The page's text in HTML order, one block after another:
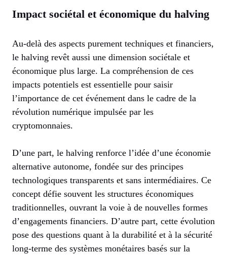
Impact sociétal et économique du halving
Au-delà des aspects purement techniques et financiers,
le halving revêt aussi une dimension sociétale et
économique plus large. La compréhension de ces
impacts potentiels est essentielle pour saisir
l’importance de cet événement dans le cadre de la
révolution numérique impulsée par les
cryptomonnaies.
D’une part, le halving renforce l’idée d’une économie
alternative autonome, fondée sur des principes
technologiques transparents et sans intermédiaires. Ce
concept défie souvent les structures économiques
traditionnelles, ouvrant la voie à de nouvelles formes
d’engagements financiers. D’autre part, cette évolution
pose des questions quant à la durabilité et à la sécurité
long-terme des systèmes monétaires basés sur la